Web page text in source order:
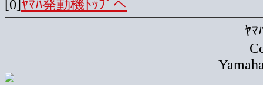
[0] ﾔﾏﾊ発動機ﾄｯﾌﾟへ
ﾔﾏ